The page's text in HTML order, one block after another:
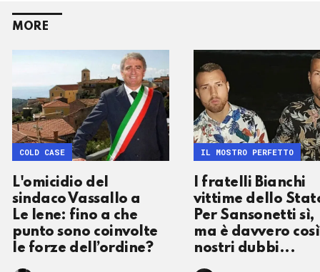
MORE
L'omicidio del
sindaco Vassallo a
Le Iene: fino a che
punto sono coinvolte
le forze dell’ordine?
COLD CASE
I fratelli Bianchi
vittime dello
Per Sansonetti sì,
ma è davvero
nostri dubbi...
IL MOSTRO PERFETTO